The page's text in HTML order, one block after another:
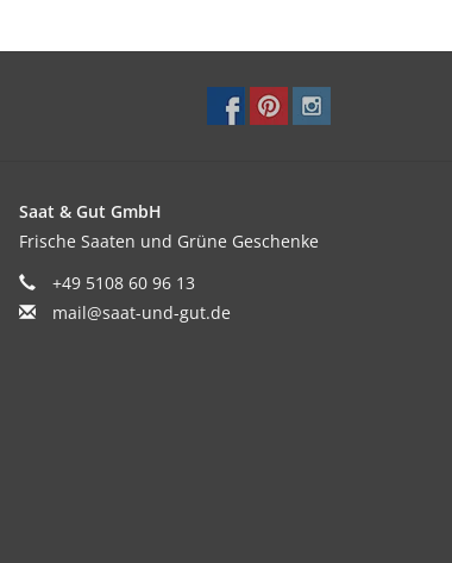
Saat & Gut GmbH
Frische Saaten und Grüne Geschenke
+49 5108 60 96 13
mail@saat-und-gut.de